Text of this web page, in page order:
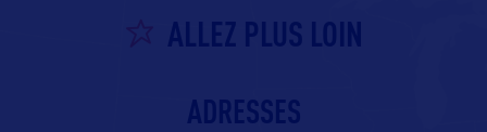
ALLEZ PLUS LOIN
ADRESSES